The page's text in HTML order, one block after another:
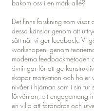
bakom oss i en mörk allé?
Det finns forskning som visar
dessa känslor genom att
sätt när vi ger feedback. Vi
workshopen igenom
moderna feedbackmetoden
övningar för att ge
skapar motivation och höjer
nivåer i hjärnan som i sin tur
förväntan, ett engagemang
en vilja att förändras och